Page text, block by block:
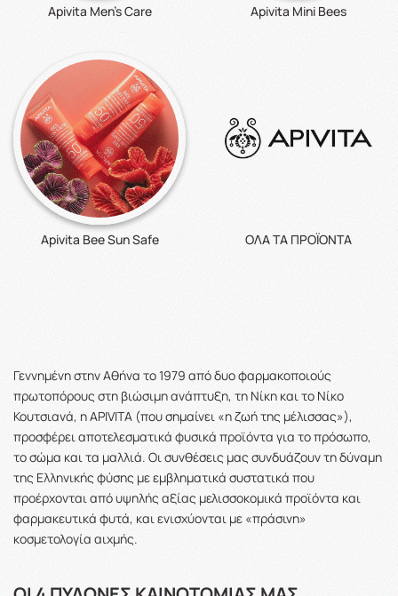
Apivita Men's Care Apivita Mini Bees
Apivita Bee Sun Safe ΟΛΑ ΤΑ ΠΡΟΪΟΝΤΑ
Γεννημένη στην Αθήνα το 1979 από δυο φαρμακοποιούς
πρωτοπόρους στη βιώσιμη ανάπτυξη, τη Νίκη και το Νίκο
Κουτσιανά, η APIVITA (που σημαίνει «η ζωή της μέλισσας»),
προσφέρει αποτελεσματικά φυσικά προϊόντα για το πρόσωπο,
το σώμα και τα μαλλιά. Οι συνθέσεις μας συνδυάζουν τη δύναμη
της Ελληνικής φύσης με εμβληματικά συστατικά που
προέρχονται από υψηλής αξίας μελισσοκομικά προϊόντα και
φαρμακευτικά φυτά, και ενισχύονται με «πράσινη»
κοσμετολογία αιχμής.